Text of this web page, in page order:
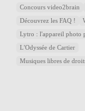
Concours video2brain
Découvrez les FAQ !
Lytro : l'appareil photo
L'Odyssée de Cartier
Musiques libres de